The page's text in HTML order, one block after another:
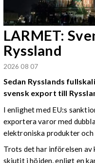
LARMET:
Ryssland
2026 08 07
Sedan Rysslands
svensk export till
I enlighet med EU:s
exportera varor med
elektroniska produkter och
Trots det har införelsen av
skjutit i höjden, enligt en